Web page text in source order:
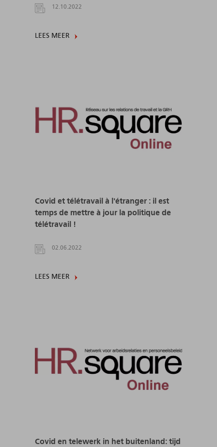
12.10.2022
LEES MEER
Covid et télétravail à l'étranger : il est
temps de mettre à jour la politique de
télétravail !
02.06.2022
LEES MEER
Covid en telewerk in het buitenland: tijd